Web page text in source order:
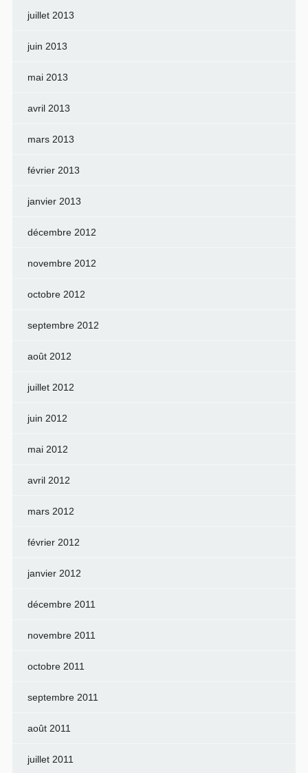
juillet 2013
juin 2013
mai 2013
avril 2013
mars 2013
février 2013
janvier 2013
décembre 2012
novembre 2012
octobre 2012
septembre 2012
août 2012
juillet 2012
juin 2012
mai 2012
avril 2012
mars 2012
février 2012
janvier 2012
décembre 2011
novembre 2011
octobre 2011
septembre 2011
août 2011
juillet 2011